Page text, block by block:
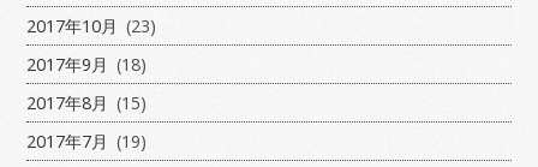
2017年10月 (23)
2017年9月 (18)
2017年8月 (15)
2017年7月 (19)